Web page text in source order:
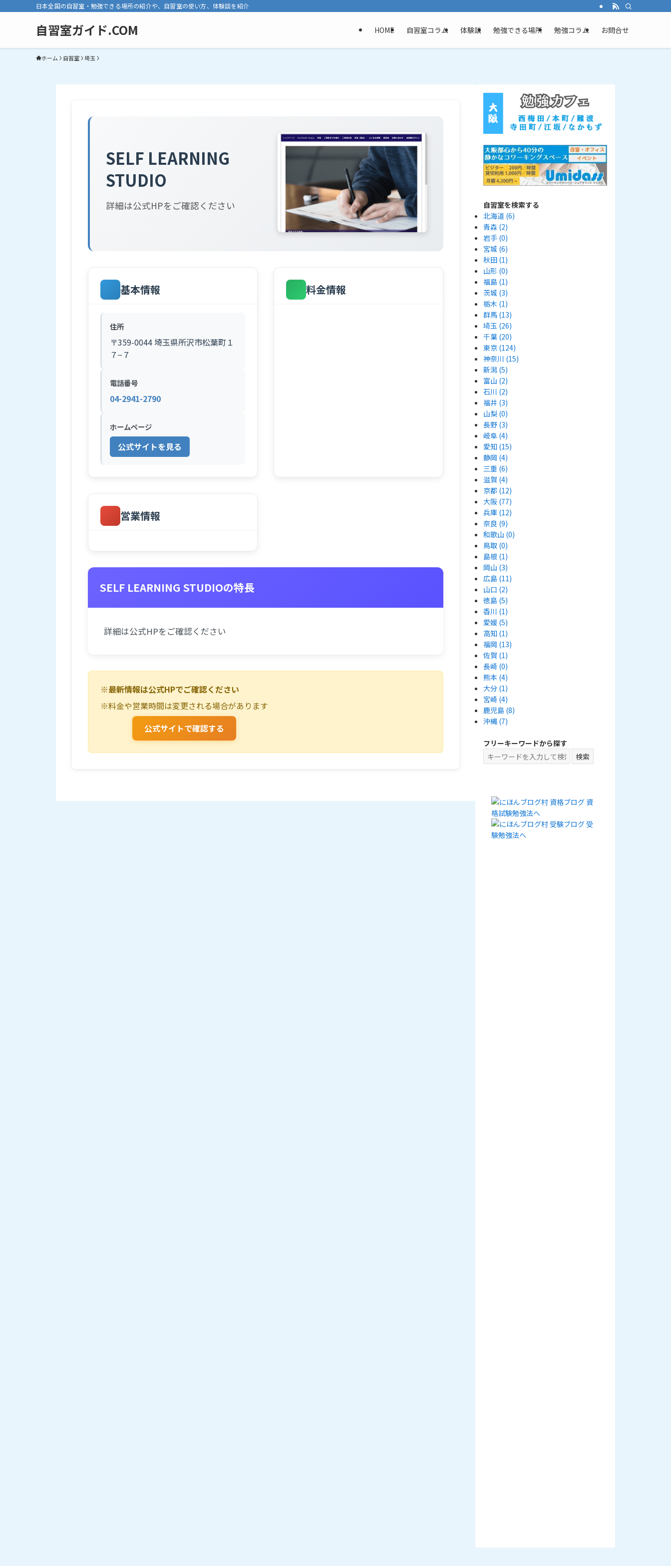
日本全国の自習室・勉強できる場所の紹介や、自習室の使い方、体験談を紹介
自習室ガイド.COM HOME 自習室コラム 体験談 勉強できる場所 勉強コラム お問合せ
ホーム 自習室 埼玉
SELF LEARNING
STUDIO
詳細は公式HPをご確認ください
基本情報
住所
〒359-0044 埼玉県所沢市松葉町１
７−７
電話番号
04-2941-2790
ホームページ
公式サイトを見る
料金情報
営業情報
SELF LEARNING STUDIOの特長
詳細は公式HPをご確認ください
※最新情報は公式HPでご確認ください
※料金や営業時間は変更される場合があります
公式サイトで確認する
自習室を検索する
北海道 (6)
青森 (2)
岩手 (0)
宮城 (6)
秋田 (1)
山形 (0)
福島 (1)
茨城 (3)
栃木 (1)
群馬 (13)
埼玉 (26)
千葉 (20)
東京 (124)
神奈川 (15)
新潟 (5)
富山 (2)
石川 (2)
福井 (3)
山梨 (0)
長野 (3)
岐阜 (4)
愛知 (15)
静岡 (4)
三重 (6)
滋賀 (4)
京都 (12)
大阪 (77)
兵庫 (12)
奈良 (9)
和歌山 (0)
鳥取 (0)
島根 (1)
岡山 (3)
広島 (11)
山口 (2)
徳島 (5)
香川 (1)
愛媛 (5)
高知 (1)
福岡 (13)
佐賀 (1)
長崎 (0)
熊本 (4)
大分 (1)
宮崎 (4)
鹿児島 (8)
沖縄 (7)
フリーキーワードから探す